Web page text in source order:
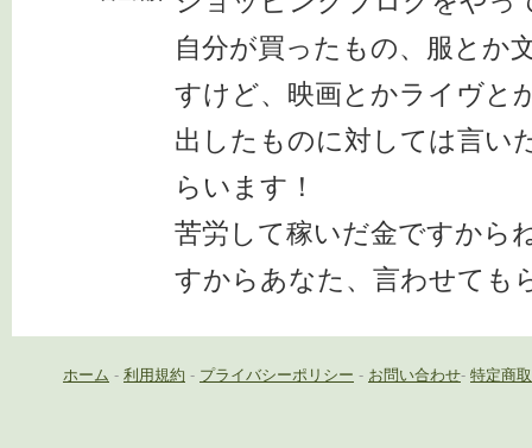
自分が買ったもの、服とか
すけど、映画とかライヴと
出したものに対しては言い
らいます！
苦労して稼いだ金ですから
すからあなた、言わせても
ホーム - 利用規約 - プライバシーポリシー - お問い合わせ- 特定商